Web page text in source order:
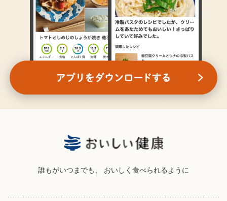
誰もがいつまでも、 おいしく食べられるように